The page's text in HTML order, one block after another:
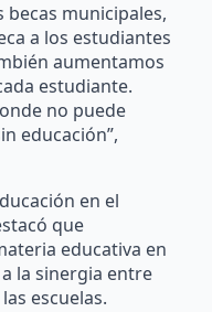
becas municipales,
a los estudiantes
aumentamos
estudiante.
no puede
educación”,
en el
que
educativa en
la sinergia entre
escuelas.